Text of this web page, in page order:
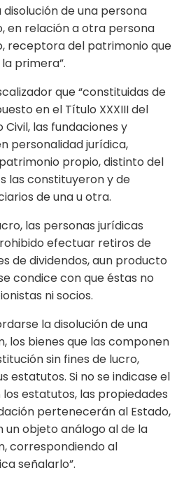
de una persona
en relación a otra persona
receptora del patrimonio que
primera”.
que “constituidas de
en el Título XXXIII del
Civil, las fundaciones y
personalidad jurídica,
propio, distinto del
las constituyeron y de
de una u otra.
las personas jurídicas
efectuar retiros de
de dividendos, aun producto
condice con que éstas no
ni socios.
la disolución de una
los bienes que las componen
sin fines de lucro,
estatutos. Si no se indicase el
estatutos, las propiedades
pertenecerán al Estado,
objeto análogo al de la
correspondiendo al
señalarlo”.